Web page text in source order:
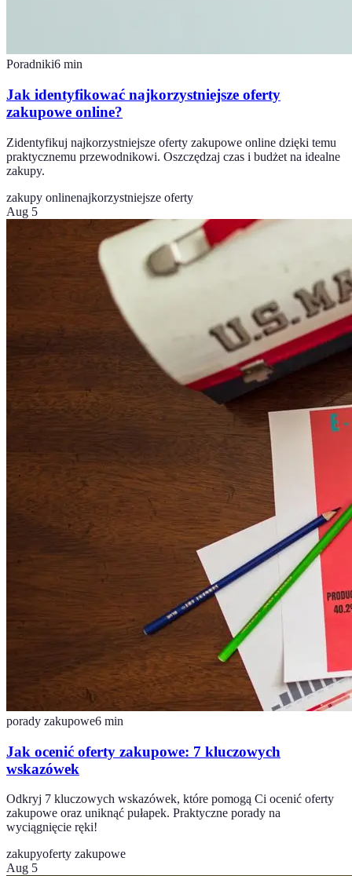
Poradniki6 min
Jak identyfikować najkorzystniejsze oferty
zakupowe online?
Zidentyfikuj najkorzystniejsze oferty zakupowe online dzięki temu
praktycznemu przewodnikowi. Oszczędzaj czas i budżet na idealne
zakupy.
zakupy onlinenajkorzystniejsze oferty
Aug 5
porady zakupowe6 min
Jak ocenić oferty zakupowe: 7 kluczowych
wskazówek
Odkryj 7 kluczowych wskazówek, które pomogą Ci ocenić oferty
zakupowe oraz uniknąć pułapek. Praktyczne porady na
wyciągnięcie ręki!
zakupyoferty zakupowe
Aug 5